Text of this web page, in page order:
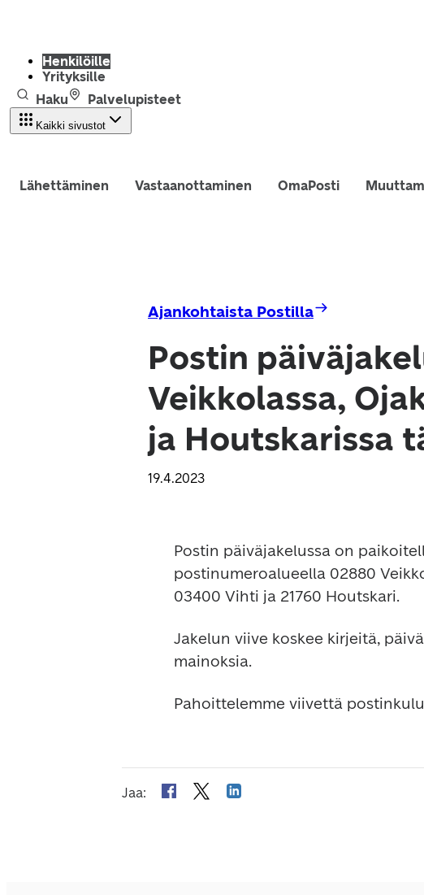
Henkilöille
Yrityksille
Haku
Palvelupisteet
Kaikki sivustot
Lähettäminen Vastaanottaminen OmaPosti
Ajankohtaista Postilla
Postin
Veikkolassa,
ja Houtskarissa
19.4.2023
Postin päiväjakelussa on
postinumeroalueella 02880
03400 Vihti ja 21760 Houtskari.
Jakelun viive koskee kirjeitä,
mainoksia.
Pahoittelemme viivettä
Jaa: